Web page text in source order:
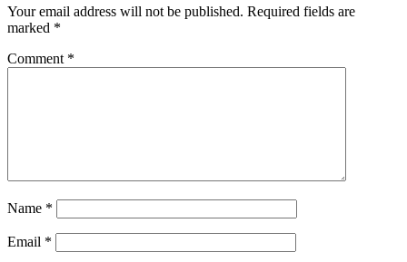
Your email address will not be published. Required fields are
marked *
Comment *
Name *
Email *